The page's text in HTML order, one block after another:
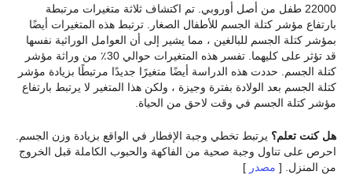
22000 طفل من أصل أوروبي. تم اكتشاف ثلاثة متغيرات مرتبطة
بارتفاع مؤشر كتلة الجسم للأطفال الصغار. ترتبط هذه المتغيرات أيضًا
بمؤشر كتلة الجسم للبالغين ، مما يشير إلى أن العوامل الوراثية نفسها
قد تؤثر على كليهما. تفسر هذه المتغيرات حوالي 30٪ من وراثة مؤشر
كتلة الجسم. حددت هذه الدراسة أيضًا متغيرًا جديدًا مرتبطًا بزيادة مؤشر
كتلة الجسم بعد الولادة بفترة وجيزة ، ولكن هذا المتغير لا يرتبط بارتفاع
مؤشر كتلة الجسم في وقت لاحق من الحياة.
هل كنت تعلم؟ يرتبط تخطي وجبة الإفطار في الواقع بزيادة وزن الجسم.
احرص على تناول وجبة صحية من الفاكهة والحبوب الكاملة قبل الخروج
من المنزل. [ مصدر ]